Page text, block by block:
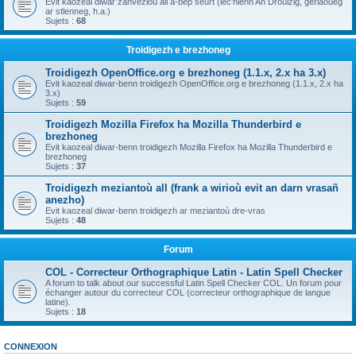
ar stlenneg, h.a.)
Sujets : 68
Troidigezh e brezhoneg
Troidigezh OpenOffice.org e brezhoneg (1.1.x, 2.x ha 3.x)
Evit kaozeal diwar-benn troidigezh OpenOffice.org e brezhoneg (1.1.x, 2.x ha
3.x)
Sujets : 59
Troidigezh Mozilla Firefox ha Mozilla Thunderbird e
brezhoneg
Evit kaozeal diwar-benn troidigezh Mozilla Firefox ha Mozilla Thunderbird e
brezhoneg
Sujets : 37
Troidigezh meziantoù all (frank a wirioù evit an darn vrasañ
anezho)
Evit kaozeal diwar-benn troidigezh ar meziantoù dre-vras
Sujets : 48
Forum
COL - Correcteur Orthographique Latin - Latin Spell Checker
A forum to talk about our successful Latin Spell Checker COL. Un forum pour
échanger autour du correcteur COL (correcteur orthographique de langue
latine).
Sujets : 18
CONNEXION